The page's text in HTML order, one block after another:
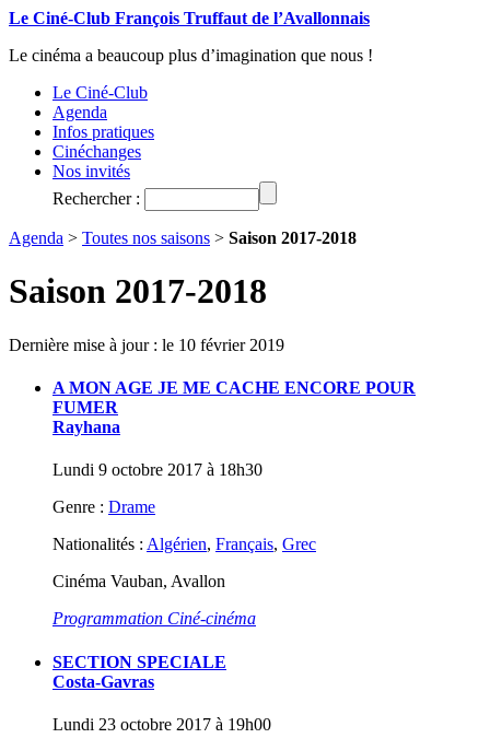
Le Ciné-Club François Truffaut de l’Avallonnais
Le cinéma a beaucoup plus d’imagination que nous !
Le Ciné-Club
Agenda
Infos pratiques
Cinéchanges
Nos invités
Rechercher :
Agenda > Toutes nos saisons > Saison 2017-2018
Saison 2017-2018
Dernière mise à jour : le 10 février 2019
A MON AGE JE ME CACHE ENCORE POUR
FUMER
Rayhana
Lundi 9 octobre 2017 à 18h30
Genre : Drame
Nationalités : Algérien, Français, Grec
Cinéma Vauban, Avallon
Programmation Ciné-cinéma
SECTION SPECIALE
Costa-Gavras
Lundi 23 octobre 2017 à 19h00